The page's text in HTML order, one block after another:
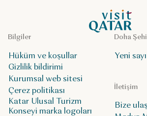
VisitQatar
Doha
Yeni sayı
İletişim
Bize
Bilgiler
Hüküm ve koşullar
Gizlilik bildirimi
Kurumsal web sitesi
Çerez politikası
Katar Ulusal Turizm
Konseyi marka logoları